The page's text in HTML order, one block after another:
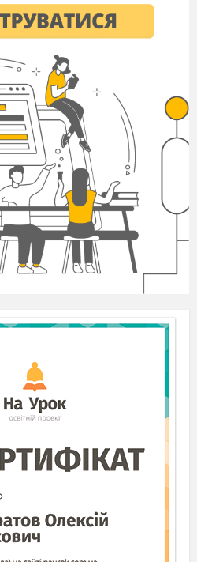
учнів на уроках
та літератури
АСПЕКТИ
ТА
УЧНІВ
освіті та визначення
……………….4
ТА
та
учнів на уроках
мови
та
учнів на уроках